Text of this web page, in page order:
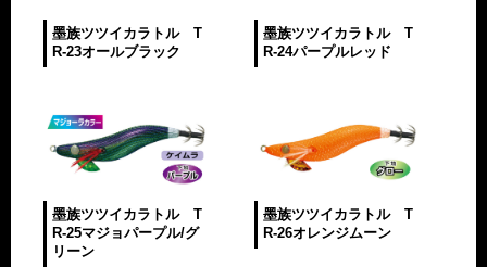
墨族ツツイカラトル T
R-23オールブラック
墨族ツツイカラトル T
R-24パープルレッド
墨族ツツイカラトル T
R-25マジョパープル/グ
リーン
墨族ツツイカラトル T
R-26オレンジムーン